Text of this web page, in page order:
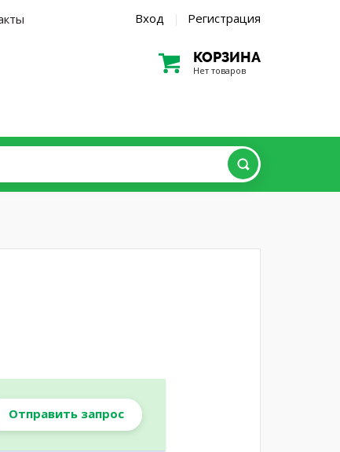
Вход | Регистрация
КОРЗИНА
Нет товаров
Отправить запрос